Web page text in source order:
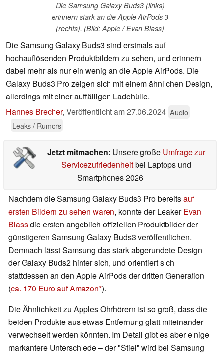
Die Samsung Galaxy Buds3 (links)
erinnern stark an die Apple AirPods 3
(rechts). (Bild: Apple / Evan Blass)
Die Samsung Galaxy Buds3 sind erstmals auf
hochauflösenden Produktbildern zu sehen, und erinnern
dabei mehr als nur ein wenig an die Apple AirPods. Die
Galaxy Buds3 Pro zeigen sich mit einem ähnlichen Design,
allerdings mit einer auffälligen Ladehülle.
Hannes Brecher, Veröffentlicht am27.06.2024 Audio
Leaks / Rumors
Jetzt mitmachen: Unsere große Umfrage zur
Servicezufriedenheitbei Laptops und
Smartphones 2026
Nachdem die Samsung Galaxy Buds3 Pro bereitsauf
ersten Bildern zu sehen waren, konnte der LeakerEvan
Blassdie ersten angeblich offiziellen Produktbilder der
günstigeren Samsung Galaxy Buds3 veröffentlichen.
Demnach lässt Samsung das stark abgerundete Design
der Galaxy Buds2 hinter sich, und orientiert sich
stattdessen an den Apple AirPods der dritten Generation
(ca. 170 Euro auf Amazon ).
Die Ähnlichkeit zu Apples Ohrhörern ist so groß, dass die
beiden Produkte aus etwas Entfernung glatt miteinander
verwechselt werden könnten. Im Detail gibt es aber einige
markantere Unterschiede – der "Stiel" wird bei Samsung